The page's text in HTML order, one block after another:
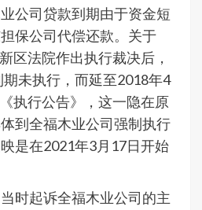
公司贷款到期由于资金短
保公司代偿还款。关于
区法院作出执行裁决后，
未执行，而延至2018年4
执行公告》，这一隐在原
到全福木业公司强制执行
是在2021年3月17日开始
时起诉全福木业公司的主